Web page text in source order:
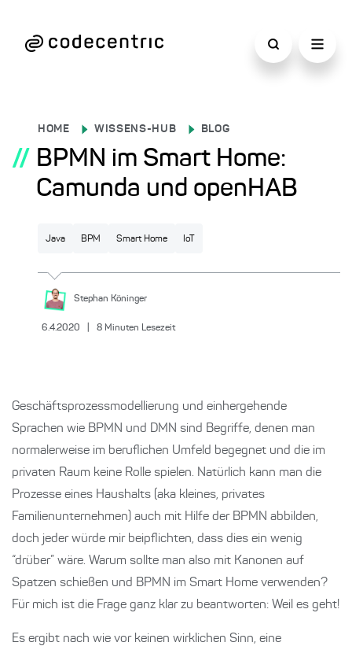
HOME WISSENS-HUB BLOG
// BPMN im Smart Home:
Camunda und openHAB
Java BPM Smart Home IoT
Stephan Köninger
6.4.2020 8 Minuten Lesezeit
Geschäftsprozessmodellierung und einhergehende
Sprachen wie BPMN und DMN sind Begriffe, denen man
normalerweise im beruflichen Umfeld begegnet und die im
privaten Raum keine Rolle spielen. Natürlich kann man die
Prozesse eines Haushalts (aka kleines, privates
Familienunternehmen) auch mit Hilfe der BPMN abbilden,
doch jeder würde mir beipflichten, dass dies ein wenig
“drüber” wäre. Warum sollte man also mit Kanonen auf
Spatzen schießen und BPMN im Smart Home verwenden?
Für mich ist die Frage ganz klar zu beantworten: Weil es geht!
Es ergibt nach wie vor keinen wirklichen Sinn, eine